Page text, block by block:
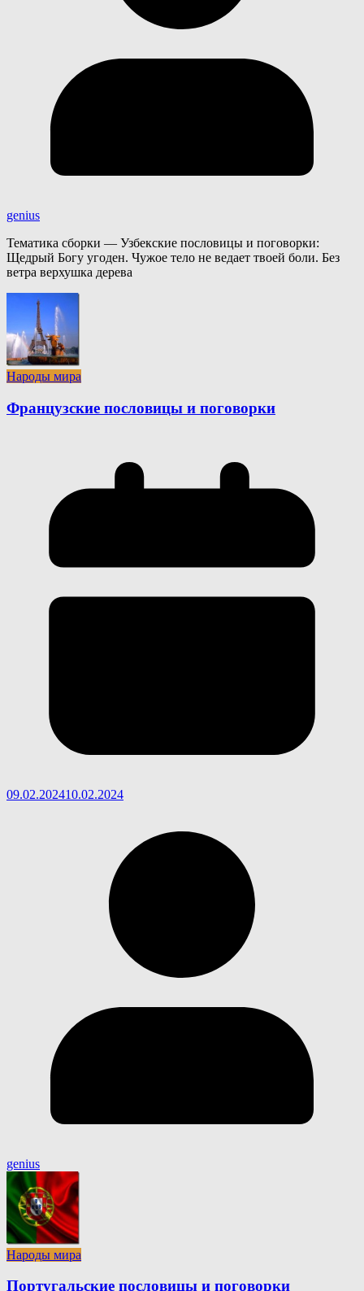
genius
Тематика сборки — Узбекские пословицы и поговорки:
Щедрый Богу угоден. Чужое тело не ведает твоей боли. Без
ветра верхушка дерева
Народы мира
Французские пословицы и поговорки
09.02.202410.02.2024
genius
Народы мира
Португальские пословицы и поговорки